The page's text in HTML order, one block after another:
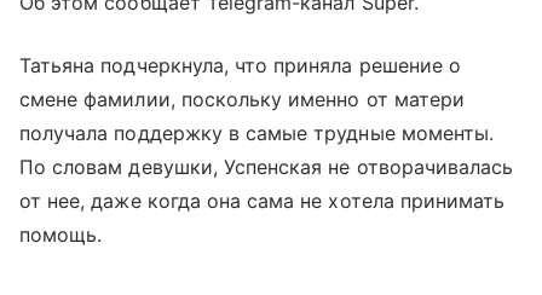
Татьяна подчеркнула, что приняла решение о
смене фамилии, поскольку именно от матери
получала поддержку в самые трудные моменты.
По словам девушки, Успенская не отворачивалась
от нее, даже когда она сама не хотела принимать
помощь.